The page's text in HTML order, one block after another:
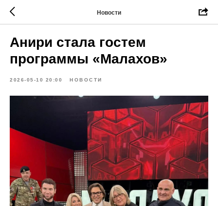
Новости
Анири стала гостем
программы «Малахов»
2026-05-10 20:00 НОВОСТИ